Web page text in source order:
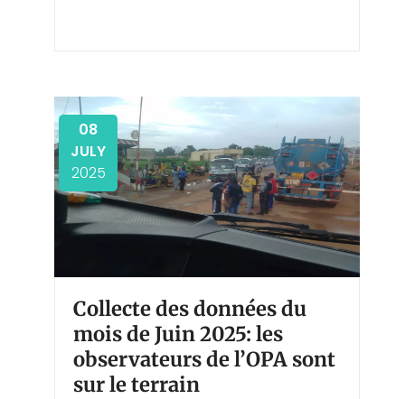
Collecte des données du
mois de Juin 2025: les
observateurs de l’OPA sont
sur le terrain
08
JULY
2025